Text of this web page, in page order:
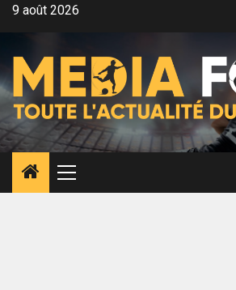
Aller9 août 2026
Menu
principal